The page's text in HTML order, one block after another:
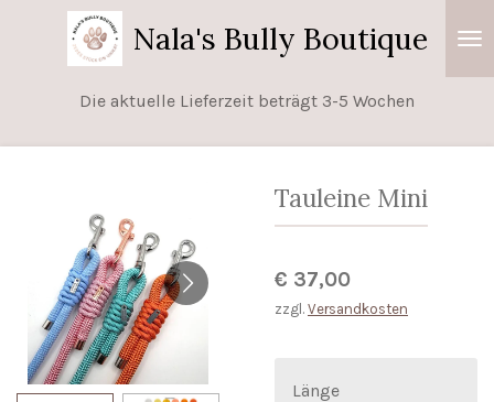
Hauptinhalt
Nala's Bully Boutique
Die aktuelle Lieferzeit beträgt 3-5 Wochen
Tauleine Mini
€ 37,00
zzgl. Versandkosten
Länge